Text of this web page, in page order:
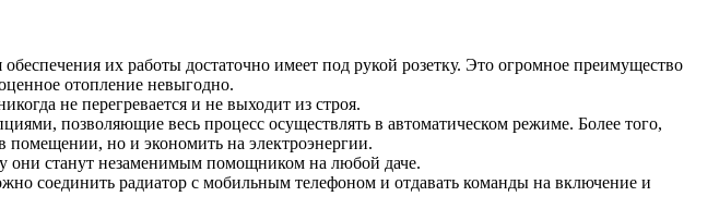
их работы достаточно имеет под рукой розетку. Это огромное преимущество
отопление невыгодно.
не перегревается и не выходит из строя.
позволяющие весь процесс осуществлять в автоматическом режиме. Более того,
помещении, но и экономить на электроэнергии.
они станут незаменимым помощником на любой даче.
соединить радиатор с мобильным телефоном и отдавать команды на включение и